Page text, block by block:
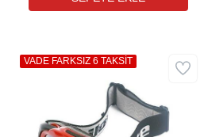
VADE FARKSIZ 6 TAKSİT